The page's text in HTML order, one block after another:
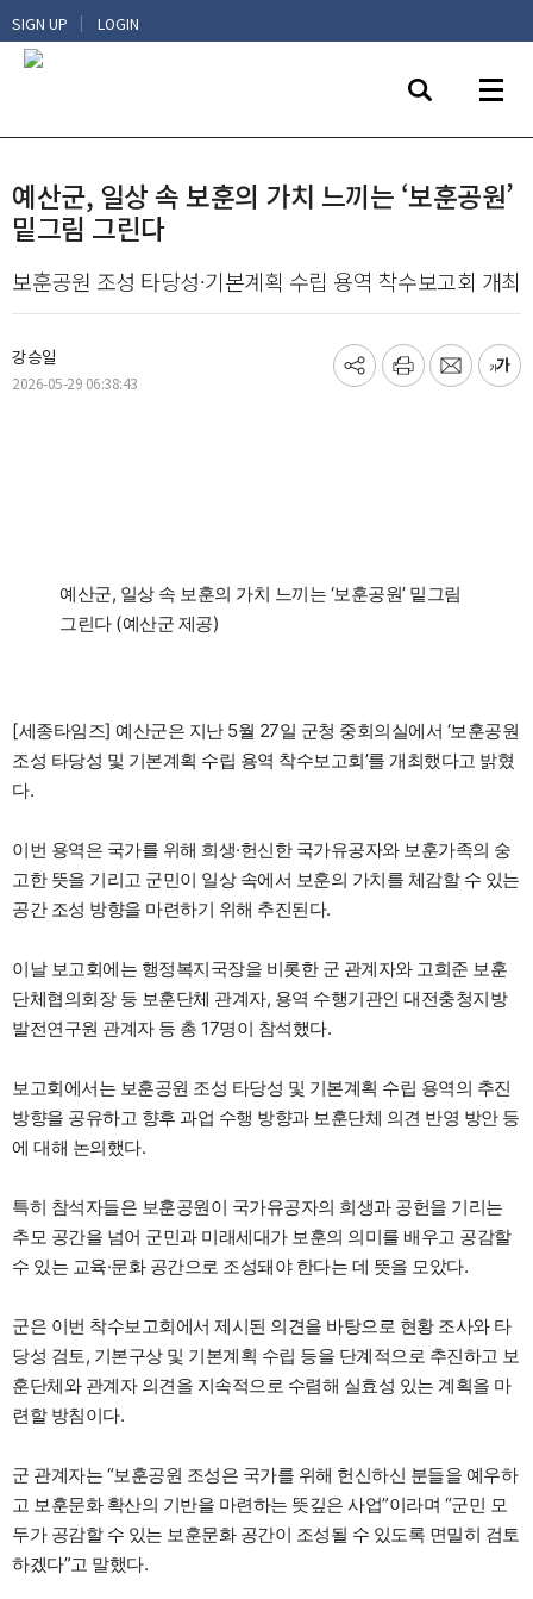
SIGN UP | LOGIN
예산군, 일상 속 보훈의 가치 느끼는 ‘보훈공원’
밑그림 그린다
보훈공원 조성 타당성·기본계획 수립 용역 착수보고회 개최
강승일
2026-05-29 06:38:43
기
프
메
글
예산군, 일상 속 보훈의 가치 느끼는 ‘보훈공원’ 밑그림
그린다 (예산군 제공)
[세종타임즈] 예산군은 지난 5월 27일 군청 중회의실에서 ‘보훈공원
조성 타당성 및 기본계획 수립 용역 착수보고회’를 개최했다고 밝혔
다.
이번 용역은 국가를 위해 희생·헌신한 국가유공자와 보훈가족의 숭
고한 뜻을 기리고 군민이 일상 속에서 보훈의 가치를 체감할 수 있는
공간 조성 방향을 마련하기 위해 추진된다.
이날 보고회에는 행정복지국장을 비롯한 군 관계자와 고희준 보훈
단체협의회장 등 보훈단체 관계자, 용역 수행기관인 대전충청지방
발전연구원 관계자 등 총 17명이 참석했다.
보고회에서는 보훈공원 조성 타당성 및 기본계획 수립 용역의 추진
방향을 공유하고 향후 과업 수행 방향과 보훈단체 의견 반영 방안 등
에 대해 논의했다.
특히 참석자들은 보훈공원이 국가유공자의 희생과 공헌을 기리는
추모 공간을 넘어 군민과 미래세대가 보훈의 의미를 배우고 공감할
수 있는 교육·문화 공간으로 조성돼야 한다는 데 뜻을 모았다.
군은 이번 착수보고회에서 제시된 의견을 바탕으로 현황 조사와 타
당성 검토, 기본구상 및 기본계획 수립 등을 단계적으로 추진하고 보
훈단체와 관계자 의견을 지속적으로 수렴해 실효성 있는 계획을 마
련할 방침이다.
군 관계자는 “보훈공원 조성은 국가를 위해 헌신하신 분들을 예우하
고 보훈문화 확산의 기반을 마련하는 뜻깊은 사업”이라며 “군민 모
두가 공감할 수 있는 보훈문화 공간이 조성될 수 있도록 면밀히 검토
하겠다”고 말했다.